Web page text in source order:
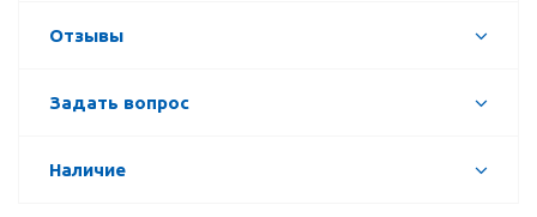
Отзывы
Задать вопрос
Наличие